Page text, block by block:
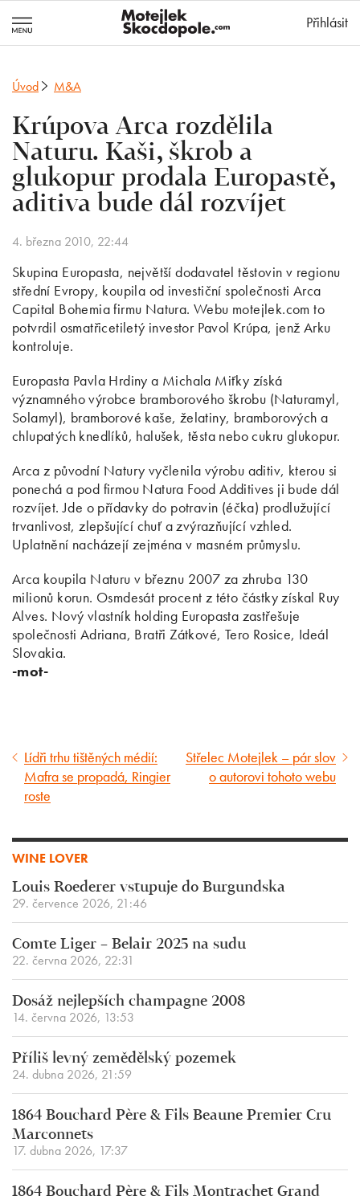
Přihlásit
Úvod M&A
Krúpova Arca rozdělila
Naturu. Kaši, škrob a
glukopur prodala Europastě,
aditiva bude dál rozvíjet
4. března 2010, 22:44
Skupina Europasta, největší dodavatel těstovin v regionu
střední Evropy, koupila od investiční společnosti Arca
Capital Bohemia firmu Natura. Webu motejlek.com to
potvrdil osmatřicetiletý investor Pavol Krúpa, jenž Arku
kontroluje.
Europasta Pavla Hrdiny a Michala Miťky získá
významného výrobce bramborového škrobu (Naturamyl,
Solamyl), bramborové kaše, želatiny, bramborových a
chlupatých knedlíků, halušek, těsta nebo cukru glukopur.
Arca z původní Natury vyčlenila výrobu aditiv, kterou si
ponechá a pod firmou Natura Food Additives ji bude dál
rozvíjet. Jde o přídavky do potravin (éčka) prodlužující
trvanlivost, zlepšující chuť a zvýrazňující vzhled.
Uplatnění nacházejí zejména v masném průmyslu.
Arca koupila Naturu v březnu 2007 za zhruba 130
milionů korun. Osmdesát procent z této částky získal Ruy
Alves. Nový vlastník holding Europasta zastřešuje
společnosti Adriana, Bratři Zátkové, Tero Rosice, Ideál
Slovakia.
-mot-
Předcházející
článek
Lídři trhu tištěných médií:
Mafra se propadá, Ringier
roste
Následující
článek
Střelec Motejlek – pár slov
o autorovi tohoto webu
WINE LOVER
Louis Roederer vstupuje do Burgundska
29. července 2026, 21:46
Comte Liger – Belair 2025 na sudu
22. června 2026, 22:31
Dosáž nejlepších champagne 2008
14. června 2026, 13:53
Příliš levný zemědělský pozemek
24. dubna 2026, 21:59
1864 Bouchard Père & Fils Beaune Premier Cru
Marconnets
17. dubna 2026, 17:37
1864 Bouchard Père & Fils Montrachet Grand